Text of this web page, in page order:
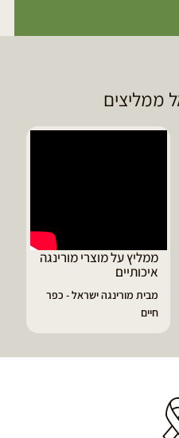
ממליצים
דיוויד ממליץ על טבליות
הפסקתי לסבול מהתקפי